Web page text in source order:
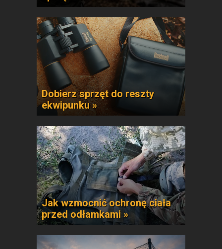
Dobierz sprzęt do reszty
ekwipunku »
Jak wzmocnić ochronę ciała
przed odłamkami »